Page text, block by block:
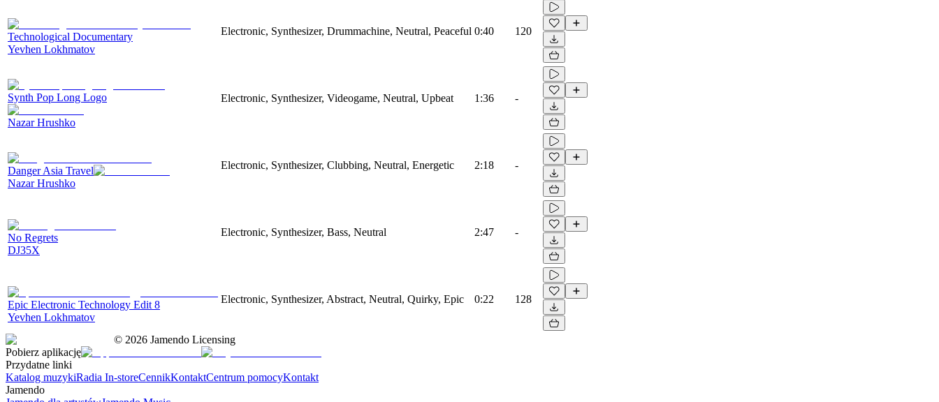
Technological Documentary
Yevhen Lokhmatov
Electronic, Synthesizer, Drummachine, Neutral, Peaceful 0:40 120
Synth Pop Long Logo
Nazar Hrushko
Electronic, Synthesizer, Videogame, Neutral, Upbeat 1:36 -
Danger Asia Travel
Nazar Hrushko
Electronic, Synthesizer, Clubbing, Neutral, Energetic 2:18 -
No Regrets
DJ35X
Electronic, Synthesizer, Bass, Neutral 2:47 -
Epic Electronic Technology Edit 8
Yevhen Lokhmatov
Electronic, Synthesizer, Abstract, Neutral, Quirky, Epic 0:22 128
© 2026 Jamendo Licensing
Pobierz aplikację
Przydatne linki
Katalog muzykiRadia In-storeCennikKontaktCentrum pomocyKontakt
Jamendo